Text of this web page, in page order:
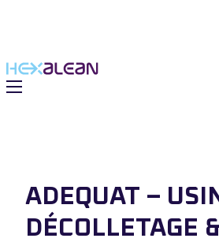
ADEQUAT –
DÉCOLLETAGE